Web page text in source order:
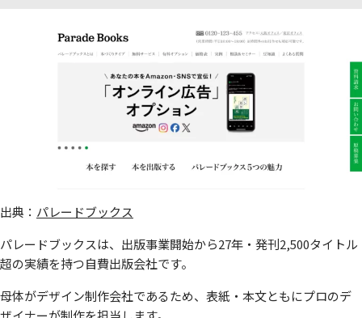
出典： パレードブックス
パレードブックスは、出版事業開始から27年・発刊2,500タイトル
超の実績を持つ自費出版会社です。
母体がデザイン制作会社であるため、表紙・本文ともにプロのデ